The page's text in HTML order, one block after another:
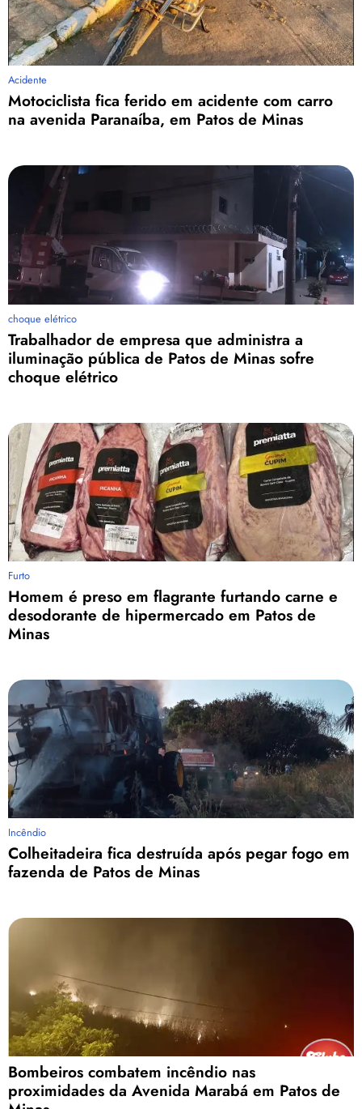
Acidente
Motociclista fica ferido em acidente com carro
na avenida Paranaíba, em Patos de Minas
choque elétrico
Trabalhador de empresa que administra a
iluminação pública de Patos de Minas sofre
choque elétrico
Furto
Homem é preso em flagrante furtando carne e
desodorante de hipermercado em Patos de
Minas
Incêndio
Colheitadeira fica destruída após pegar fogo em
fazenda de Patos de Minas
Bombeiros combatem incêndio nas
proximidades da Avenida Marabá em Patos de